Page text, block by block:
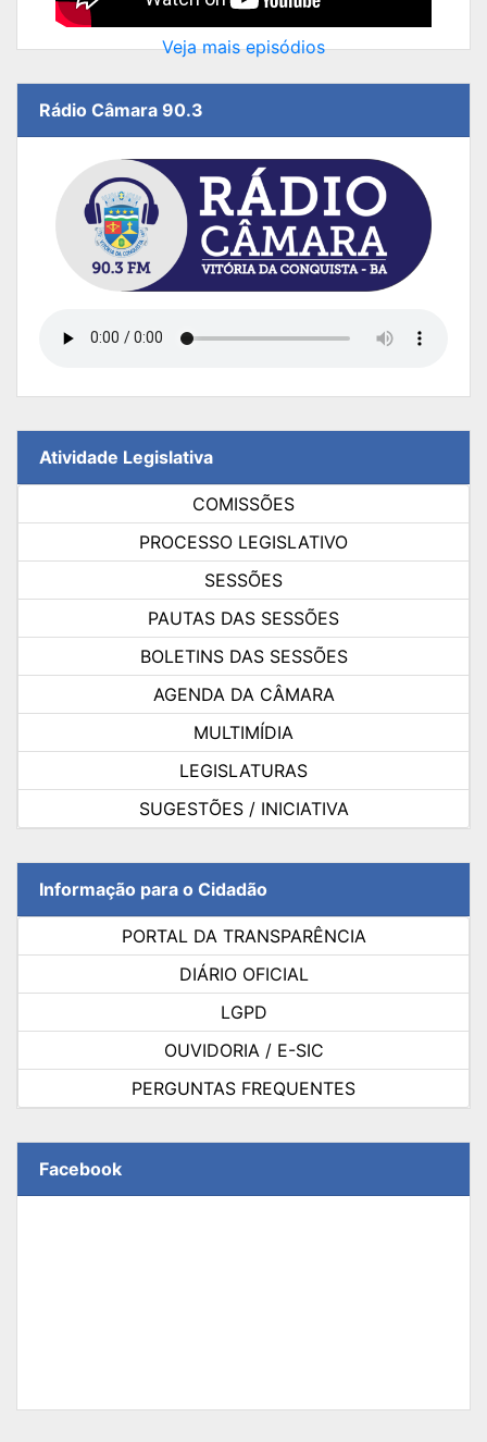
Veja mais episódios
Rádio Câmara 90.3
Atividade Legislativa
COMISSÕES
PROCESSO LEGISLATIVO
SESSÕES
PAUTAS DAS SESSÕES
BOLETINS DAS SESSÕES
AGENDA DA CÂMARA
MULTIMÍDIA
LEGISLATURAS
SUGESTÕES / INICIATIVA
Informação para o Cidadão
PORTAL DA TRANSPARÊNCIA
DIÁRIO OFICIAL
LGPD
OUVIDORIA / E-SIC
PERGUNTAS FREQUENTES
Facebook